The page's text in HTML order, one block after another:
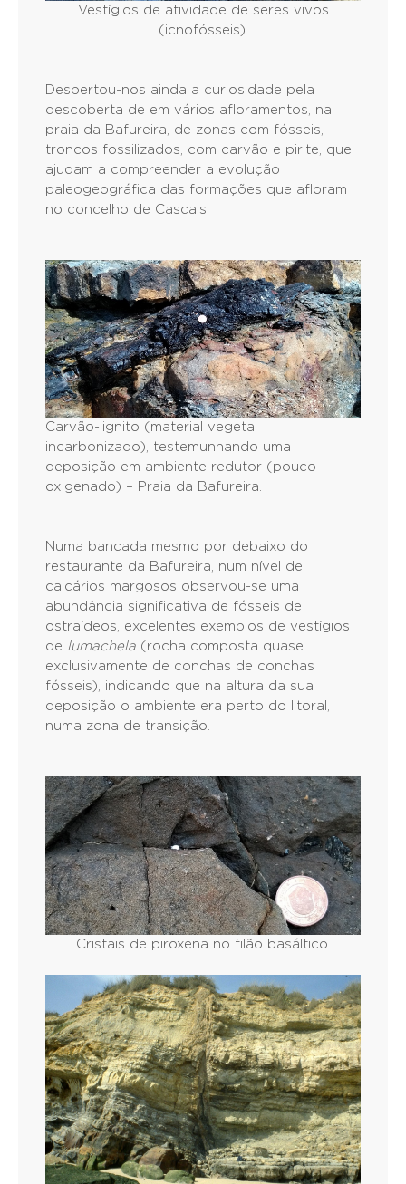
Vestígios de atividade de seres vivos
(icnofósseis).
Despertou-nos ainda a curiosidade pela
descoberta de em vários afloramentos, na
praia da Bafureira, de zonas com fósseis,
troncos fossilizados, com carvão e pirite, que
ajudam a compreender a evolução
paleogeográfica das formações que afloram
no concelho de Cascais.
Carvão-lignito (material vegetal
incarbonizado), testemunhando uma
deposição em ambiente redutor (pouco
oxigenado) – Praia da Bafureira.
Numa bancada mesmo por debaixo do
restaurante da Bafureira, num nível de
calcários margosos observou-se uma
abundância significativa de fósseis de
ostraídeos, excelentes exemplos de vestígios
de lumachela (rocha composta quase
exclusivamente de conchas de conchas
fósseis), indicando que na altura da sua
deposição o ambiente era perto do litoral,
numa zona de transição.
Cristais de piroxena no filão basáltico.